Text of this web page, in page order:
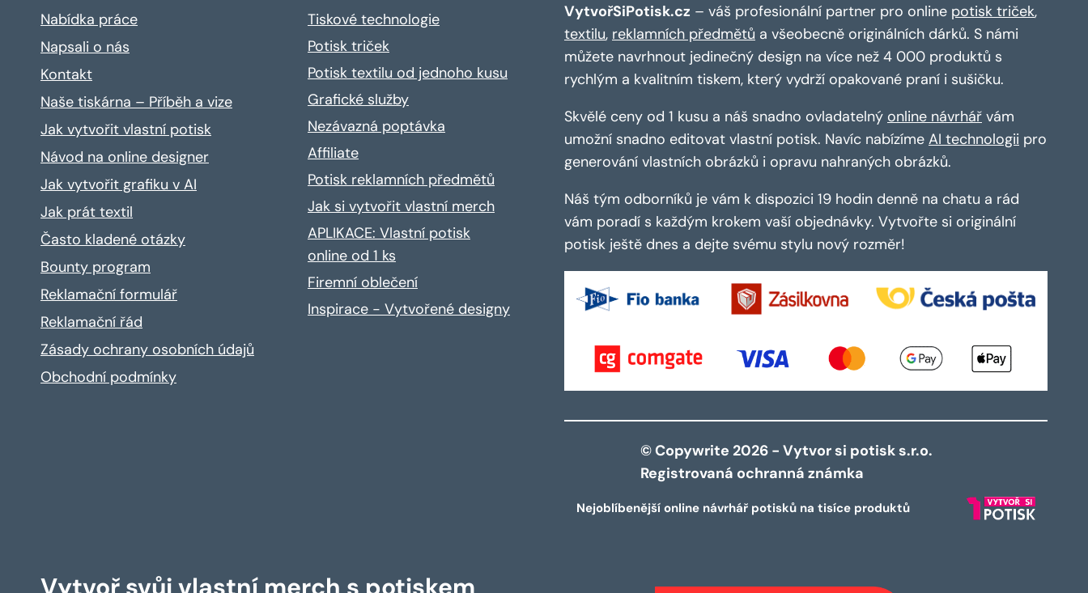
Nabídka práce
Napsali o nás
Kontakt
Naše tiskárna – Příběh a vize
Jak vytvořit vlastní potisk
Návod na online designer
Jak vytvořit grafiku v AI
Jak prát textil
Často kladené otázky
Bounty program
Reklamační formulář
Reklamační řád
Zásady ochrany osobních údajů
Obchodní podmínky
Tiskové technologie
Potisk triček
Potisk textilu od jednoho kusu
Grafické služby
Nezávazná poptávka
Affiliate
Potisk reklamních předmětů
Jak si vytvořit vlastní merch
APLIKACE: Vlastní potisk
online od 1 ks
Firemní oblečení
Inspirace - Vytvořené designy
VytvořSiPotisk.cz – váš profesionální partner pro online potisk triček,
textilu, reklamních předmětů a všeobecně originálních dárků. S námi
můžete navrhnout jedinečný design na více než 4 000 produktů s
rychlým a kvalitním tiskem, který vydrží opakované praní i sušičku.
Skvělé ceny od 1 kusu a náš snadno ovladatelný online návrhář vám
umožní snadno editovat vlastní potisk. Navíc nabízíme AI technologii pro
generování vlastních obrázků i opravu nahraných obrázků.
Náš tým odborníků je vám k dispozici 19 hodin denně na chatu a rád
vám poradí s každým krokem vaší objednávky. Vytvořte si originální
potisk ještě dnes a dejte svému stylu nový rozměr!
© Copywrite 2026 - Vytvor si potisk s.r.o.
Registrovaná ochranná známka
Nejoblíbenější online návrhář potisků na tisíce produktů